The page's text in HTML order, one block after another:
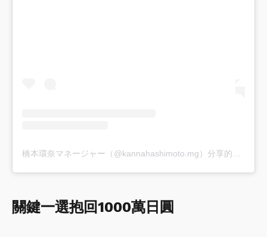
關鍵一選抱回1000萬日圓